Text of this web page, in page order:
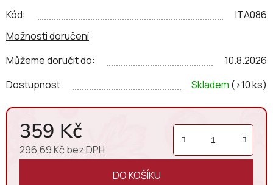
se velmi dopře pije a skvěle doplní spoustu jídel.
Odpočiňte si od přísného Nebbiola z Piemontu a hutných
Toskánských vín. Tenhle region je skrytý poklad Itálie.
Dostupnost Skladem (>10 ks)
Můžeme doručit do: 10.8.2026
Možnosti doručení
Kód: ITA086
359 Kč
296,69 Kč bez DPH
DO KOŠÍKU